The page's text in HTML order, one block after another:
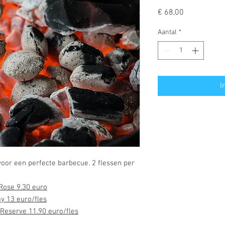
een perfecte barbecue. 2 flessen per
9.30 euro
13 euro/fles
11.90 euro/fles
€ 68,00
Aantal *